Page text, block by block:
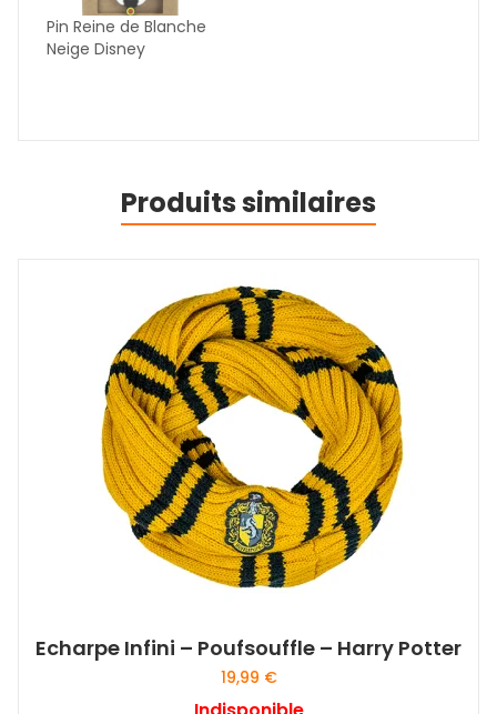
Pin Reine de Blanche
Neige Disney
Produits similaires
Echarpe Infini – Poufsouffle – Harry Potter
19,99 €